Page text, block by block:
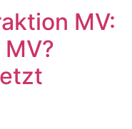
MV: